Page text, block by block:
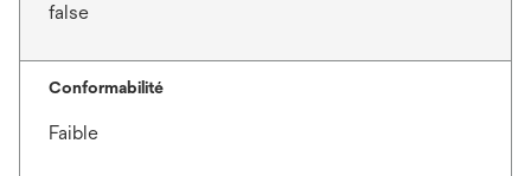
false
Conformabilité
Faible